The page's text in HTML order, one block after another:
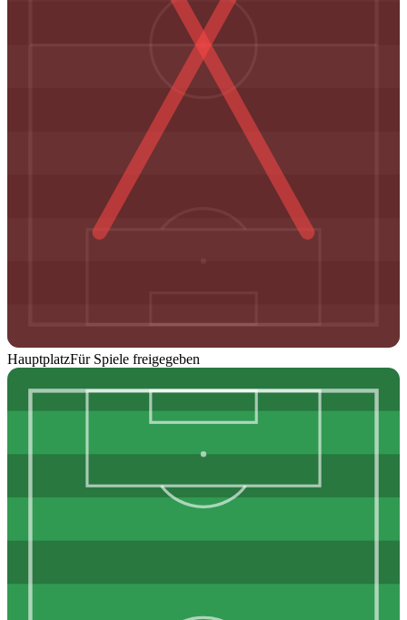
HauptplatzFür Spiele freigegeben